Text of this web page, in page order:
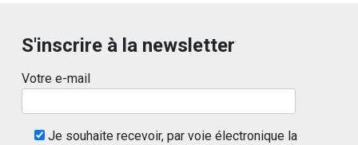
S'inscrire à la newsletter
Votre e-mail
Je souhaite recevoir, par voie électronique la